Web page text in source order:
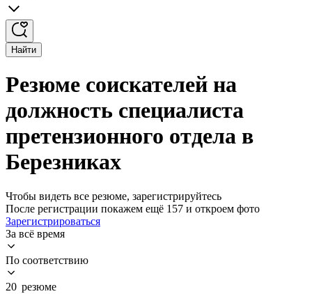
Найти
Резюме соискателей на
должность специалиста
претензионного отдела в
Березниках
Чтобы видеть все резюме, зарегистрируйтесь
После регистрации покажем ещё 157 и откроем фото
Зарегистрироваться
За всё время
По соответствию
20 резюме